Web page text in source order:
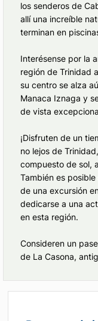
los senderos de
allí una increíble
terminan en
Interésense por la
región de Trinidad
su centro se alza
Manaca Iznaga y
de vista
¡Disfruten de un
no lejos de
compuesto de sol,
También es
de una excursión
dedicarse a una
en esta región.
Consideren un
de La Casona,